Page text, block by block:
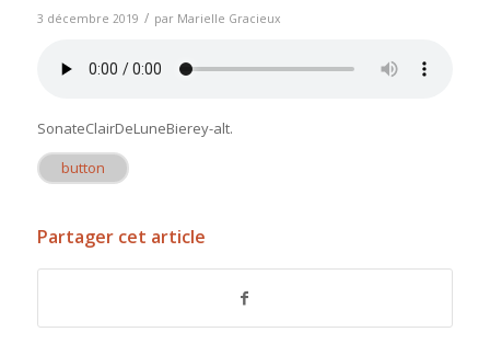
3 décembre 2019 / par Marielle Gracieux
SonateClairDeLuneBierey-alt.
button
Partager cet article